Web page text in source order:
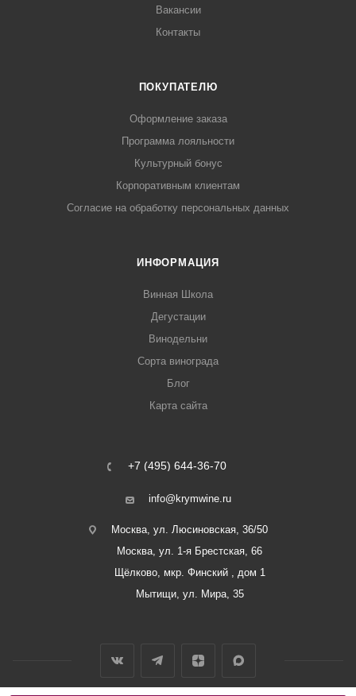
Вакансии
Контакты
ПОКУПАТЕЛЮ
Оформление заказа
Программа лояльности
Культурный бонус
Корпоративным клиентам
Согласие на обработку персональных данных
ИНФОРМАЦИЯ
Винная Школа
Дегустации
Винодельни
Сорта винограда
Блог
Карта сайта
+7 (495) 644-36-70
info@krymwine.ru
Москва, ул. Люсиновская, 36/50
Москва, ул. 1-я Брестская, 66
Щёлково, мкр. Финский , дом 1
Мытищи, ул. Мира, 35